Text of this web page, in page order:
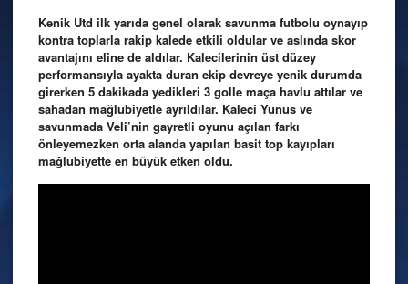
Kenik Utd ilk yarıda genel olarak savunma futbolu oynayıp
kontra toplarla rakip kalede etkili oldular ve aslında skor
avantajını eline de aldılar. Kalecilerinin üst düzey
performansıyla ayakta duran ekip devreye yenik durumda
girerken 5 dakikada yedikleri 3 golle maça havlu attılar ve
sahadan mağlubiyetle ayrıldılar. Kaleci Yunus ve
savunmada Veli’nin gayretli oyunu açılan farkı
önleyemezken orta alanda yapılan basit top kayıpları
mağlubiyette en büyük etken oldu.